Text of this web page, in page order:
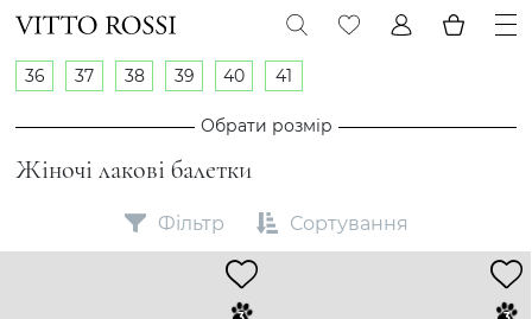
Жіночі лакові балетки
36 37 38 39 40 41
Обрати розмір
Фільтр Сортування